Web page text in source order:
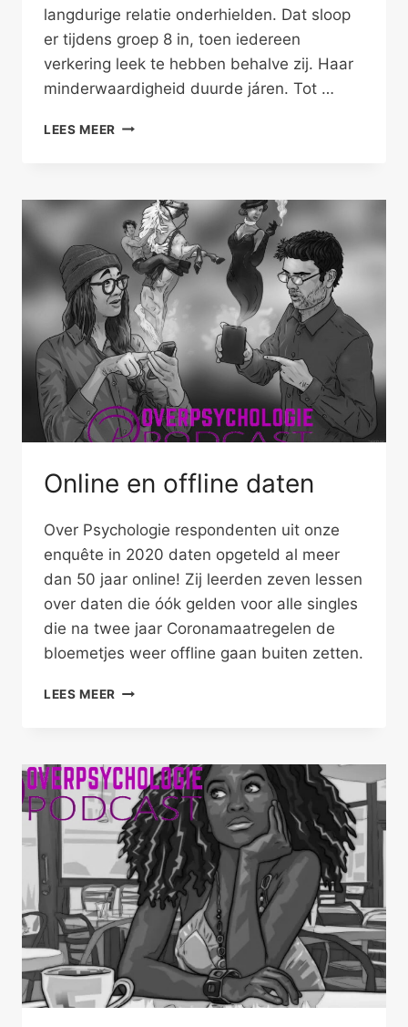
langdurige relatie onderhielden. Dat sloop
er tijdens groep 8 in, toen iedereen
verkering leek te hebben behalve zij. Haar
minderwaardigheid duurde járen. Tot …
LEES MEER WAARDEVOL
Online en offline daten
Over Psychologie respondenten uit onze
enquête in 2020 daten opgeteld al meer
dan 50 jaar online! Zij leerden zeven lessen
over daten die óók gelden voor alle singles
die na twee jaar Coronamaatregelen de
bloemetjes weer offline gaan buiten zetten.
LEES MEER ONLINE